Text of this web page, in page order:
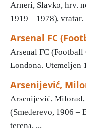
Arneri, Slavko, hrv.
1919 – 1978), vratar.
Arsenal FC
Arsenal FC
Londona. Utemeljen
Arsenijević,
Arsenijević, Milorad,
(Smederevo, 1906 –
terena. ...